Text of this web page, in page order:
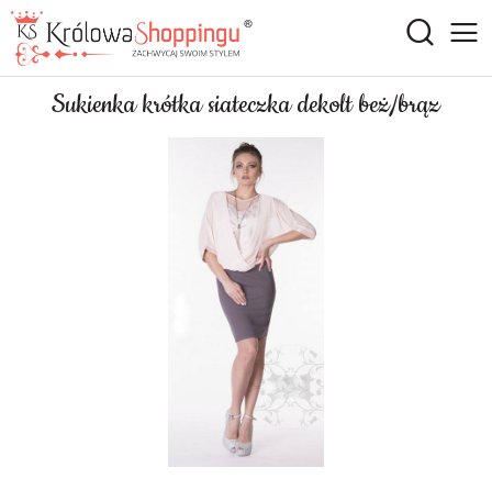
Sukienka krótka siateczka dekolt beż/brąz